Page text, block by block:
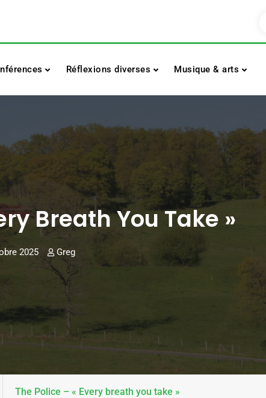
Réflexions diverses Musique & arts
Breath You Take »
2025 Greg
The Police – « Every breath you take »